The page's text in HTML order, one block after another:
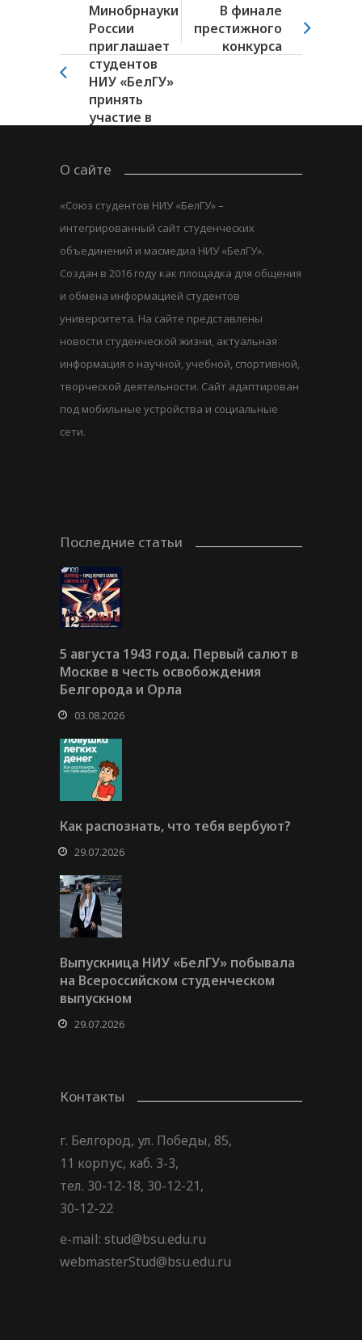
Минобрнауки
России
приглашает
студентов
НИУ «БелГУ»
принять
участие в
В финале
престижного
конкурса
О сайте
«Союз студентов НИУ «БелГУ» –
интегрированный сайт студенческих
объединений и масмедиа НИУ «БелГУ».
Создан в 2016 году как площадка для общения
и обмена информацией студентов
университета. На сайте представлены
новости студенческой жизни, актуальная
информация о научной, учебной, спортивной,
творческой деятельности. Сайт адаптирован
под мобильные устройства и социальные
сети.
Последние статьи
5 августа 1943 года. Первый салют в
Москве в честь освобождения
Белгорода и Орла
03.08.2026
Как распознать, что тебя вербуют?
29.07.2026
Выпускница НИУ «БелГУ» побывала
на Всероссийском студенческом
выпускном
29.07.2026
Контакты
г. Белгород, ул. Победы, 85,
11 корпус, каб. 3-3,
тел. 30-12-18, 30-12-21,
30-12-22
e-mail: stud@bsu.edu.ru
webmasterStud@bsu.edu.ru